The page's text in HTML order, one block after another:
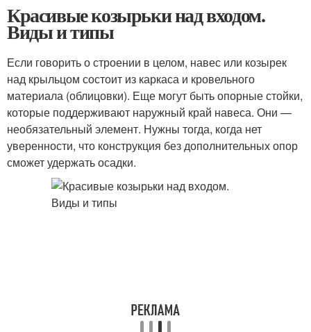
Красивые козырьки над входом.
Виды и типы
Если говорить о строении в целом, навес или козырек
над крыльцом состоит из каркаса и кровельного
материала (облицовки). Еще могут быть опорные стойки,
которые поддерживают наружный край навеса. Они —
необязательный элемент. Нужны тогда, когда нет
уверенности, что конструкция без дополнительных опор
сможет удержать осадки.